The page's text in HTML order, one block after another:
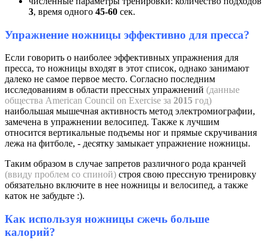
3, время одного 45-60 сек.
Упражнение ножницы эффективно для пресса?
Если говорить о наиболее эффективных упражнения для
пресса, то ножницы входят в этот список, однако занимают
далеко не самое первое место. Согласно последним
исследованиям в области прессных упражнений (данные
общества American Council on Exercise за 2015 год)
наибольшая мышечная активность метод электромиографии,
замечена в упражнении велосипед. Также к лучшим
относится вертикальные подъемы ног и прямые скручивания
лежа на фитболе, - десятку замыкает упражнение ножницы.
Таким образом в случае запретов различного рода кранчей
(ввиду проблем со спиной) строя свою прессную тренировку
обязательно включите в нее ножницы и велосипед, а также
каток не забудьте :).
Как используя ножницы сжечь больше
калорий?